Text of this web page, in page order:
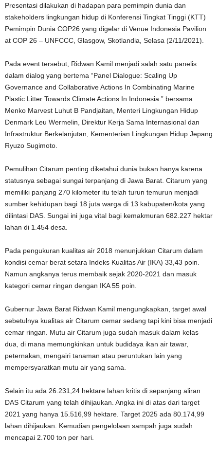
Presentasi dilakukan di hadapan para pemimpin dunia dan
stakeholders lingkungan hidup di Konferensi Tingkat Tinggi (KTT)
Pemimpin Dunia COP26 yang digelar di Venue Indonesia Pavilion
at COP 26 – UNFCCC, Glasgow, Skotlandia, Selasa (2/11/2021).
Pada event tersebut, Ridwan Kamil menjadi salah satu panelis
dalam dialog yang bertema “Panel Dialogue: Scaling Up
Governance and Collaborative Actions In Combinating Marine
Plastic Litter Towards Climate Actions In Indonesia.” bersama
Menko Marvest Luhut B Pandjaitan, Menteri Lingkungan Hidup
Denmark Leu Wermelin, Direktur Kerja Sama Internasional dan
Infrastruktur Berkelanjutan, Kementerian Lingkungan Hidup Jepang
Ryuzo Sugimoto.
Pemulihan Citarum penting diketahui dunia bukan hanya karena
statusnya sebagai sungai terpanjang di Jawa Barat. Citarum yang
memiliki panjang 270 kilometer itu telah turun temurun menjadi
sumber kehidupan bagi 18 juta warga di 13 kabupaten/kota yang
dilintasi DAS. Sungai ini juga vital bagi kemakmuran 682.227 hektar
lahan di 1.454 desa.
Pada pengukuran kualitas air 2018 menunjukkan Citarum dalam
kondisi cemar berat setara Indeks Kualitas Air (IKA) 33,43 poin.
Namun angkanya terus membaik sejak 2020-2021 dan masuk
kategori cemar ringan dengan IKA 55 poin.
Gubernur Jawa Barat Ridwan Kamil mengungkapkan, target awal
sebetulnya kualitas air Citarum cemar sedang tapi kini bisa menjadi
cemar ringan. Mutu air Citarum juga sudah masuk dalam kelas
dua, di mana memungkinkan untuk budidaya ikan air tawar,
peternakan, mengairi tanaman atau peruntukan lain yang
mempersyaratkan mutu air yang sama.
Selain itu ada 26.231,24 hektare lahan kritis di sepanjang aliran
DAS Citarum yang telah dihijaukan. Angka ini di atas dari target
2021 yang hanya 15.516,99 hektare. Target 2025 ada 80.174,99
lahan dihijaukan. Kemudian pengelolaan sampah juga sudah
mencapai 2.700 ton per hari.